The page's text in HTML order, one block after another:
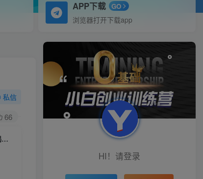
APP下载 GO
浏览器打开下载app
私信
66
【白龙笔记】拼多多无版权网课项目，月入5000的长期项目，玩法详细拆解【揭秘】
HI！请登录